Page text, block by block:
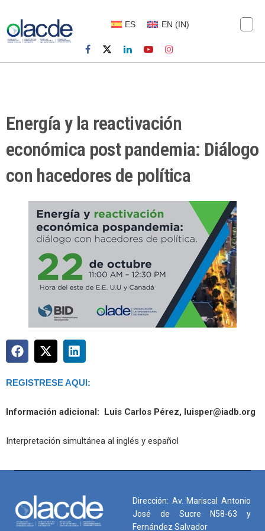
ES EN (IN)
Energía y la reactivación
económica post pandemia: Diálogo
con hacedores de política
REGISTRESE AQUI:
Información adicional: Luis Carlos Pérez, luisper@iadb.org
Interpretación simultánea al inglés y español
Dirección: Av. Mariscal Antonio
José de Sucre N58-63 y
Fernández Salvador